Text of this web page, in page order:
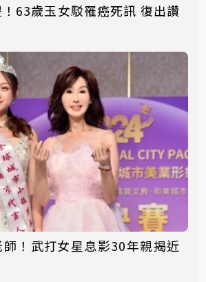
63歲玉女駁罹癌死訊 復出讚
！武打女星息影30年親揭近